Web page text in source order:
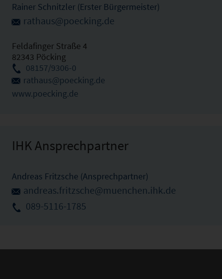
Rainer Schnitzler (Erster Bürgermeister)
rathaus@poecking.de
Feldafinger Straße 4
82343 Pöcking
08157/9306-0
rathaus@poecking.de
www.poecking.de
IHK Ansprechpartner
Andreas Fritzsche (Ansprechpartner)
andreas.fritzsche@muenchen.ihk.de
089-5116-1785